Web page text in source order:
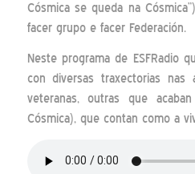
Cósmica se queda na
facer grupo e facer Federación.
Neste programa de ESFRadio
con diversas traxectorias nas
veteranas, outras que
Cósmica), que contan como a